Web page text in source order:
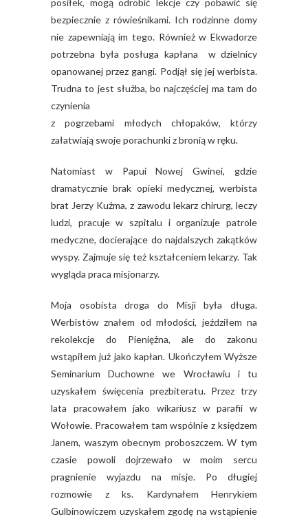
bezpiecznie z rówieśnikami. Ich rodzinne domy
nie zapewniają im tego. Również w Ekwadorze
potrzebna była posługa kapłana w dzielnicy
opanowanej przez gangi. Podjął się jej werbista.
Trudna to jest służba, bo najczęściej ma tam do
czynienia
z pogrzebami młodych chłopaków, którzy
załatwiają swoje porachunki z bronią w ręku.
Natomiast w Papui Nowej Gwinei, gdzie
dramatycznie brak opieki medycznej, werbista
brat Jerzy Kuźma, z zawodu lekarz chirurg, leczy
ludzi, pracuje w szpitalu i organizuje patrole
medyczne, docierające do najdalszych zakątków
wyspy. Zajmuje się też kształceniem lekarzy. Tak
wygląda praca misjonarzy.
Moja osobista droga do Misji była długa.
Werbistów znałem od młodości, jeździłem na
rekolekcje do Pieniężna, ale do zakonu
wstąpiłem już jako kapłan. Ukończyłem Wyższe
Seminarium Duchowne we Wrocławiu i tu
uzyskałem święcenia prezbiteratu. Przez trzy
lata pracowałem jako wikariusz w parafii w
Wołowie. Pracowałem tam wspólnie z księdzem
Janem, waszym obecnym proboszczem. W tym
czasie powoli dojrzewało w moim sercu
pragnienie wyjazdu na misje. Po długiej
rozmowie z ks. Kardynałem Henrykiem
Gulbinowiczem uzyskałem zgodę na wstąpienie